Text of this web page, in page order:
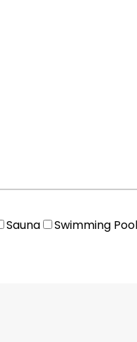
Sauna Swimming Pool